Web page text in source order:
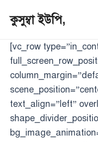
কুসুম্বা ইউপি,
[vc_row
text_align=”left”